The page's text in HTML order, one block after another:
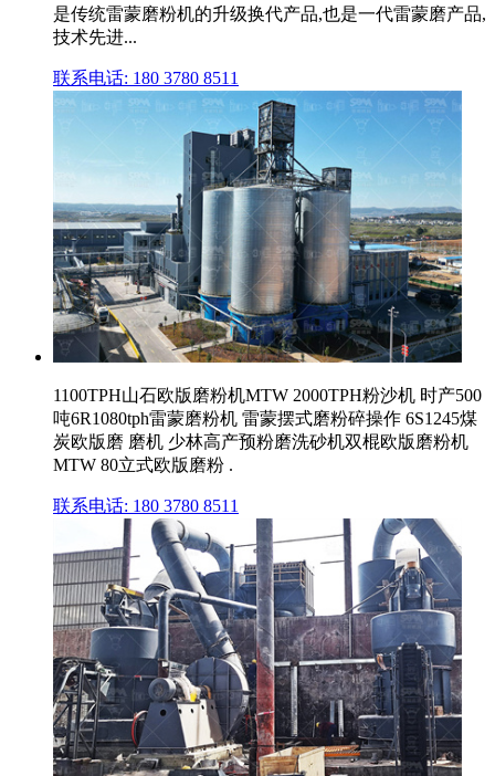
是传统雷蒙磨粉机的升级换代产品,也是一代雷蒙磨产品,
技术先进...
联系电话: 180 3780 8511
1100TPH山石欧版磨粉机MTW 2000TPH粉沙机 时产500
吨6R1080tph雷蒙磨粉机 雷蒙摆式磨粉碎操作 6S1245煤
炭欧版磨 磨机 少林高产预粉磨洗砂机双棍欧版磨粉机
MTW 80立式欧版磨粉 .
联系电话: 180 3780 8511